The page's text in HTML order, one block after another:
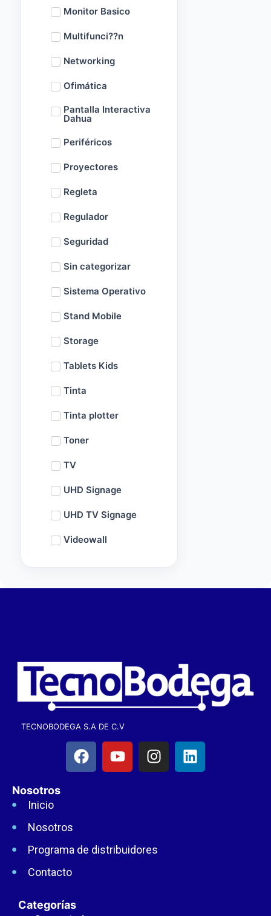
Monitor Basico
Multifunci??n
Networking
Ofimática
Pantalla Interactiva
Dahua
Periféricos
Proyectores
Regleta
Regulador
Seguridad
Sin categorizar
Sistema Operativo
Stand Mobile
Storage
Tablets Kids
Tinta
Tinta plotter
Toner
TV
UHD Signage
UHD TV Signage
Videowall
TECNOBODEGA S.A DE C.V
Nosotros
Inicio
Nosotros
Programa de distribuidores
Contacto
Categorías